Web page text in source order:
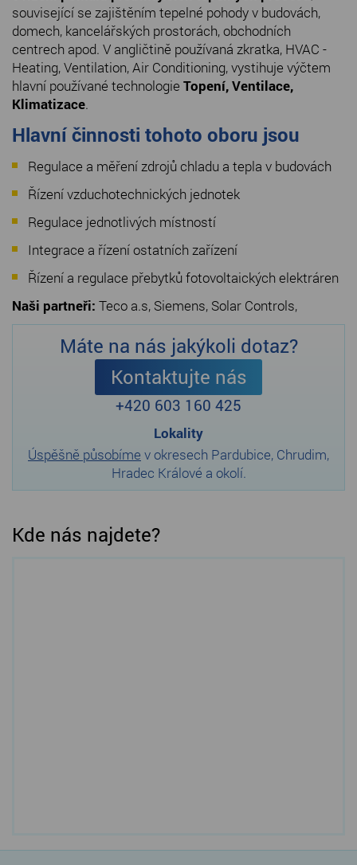
související se zajištěním tepelné pohody v budovách,
domech, kancelářských prostorách, obchodních
centrech apod. V angličtině používaná zkratka, HVAC -
Heating, Ventilation, Air Conditioning, vystihuje výčtem
hlavní používané technologie Topení, Ventilace,
Klimatizace.
Hlavní činnosti tohoto oboru jsou
Regulace a měření zdrojů chladu a tepla v budovách
Řízení vzduchotechnických jednotek
Regulace jednotlivých místností
Integrace a řízení ostatních zařízení
Řízení a regulace přebytků fotovoltaických elektráren
Naši partneři: Teco a.s, Siemens, Solar Controls,
Máte na nás jakýkoli dotaz?
Kontaktujte nás
+420 603 160 425
Lokality
Úspěšně působíme v okresech Pardubice, Chrudim,
Hradec Králové a okolí.
Kde nás najdete?